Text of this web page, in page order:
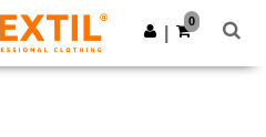
Last ned app
0